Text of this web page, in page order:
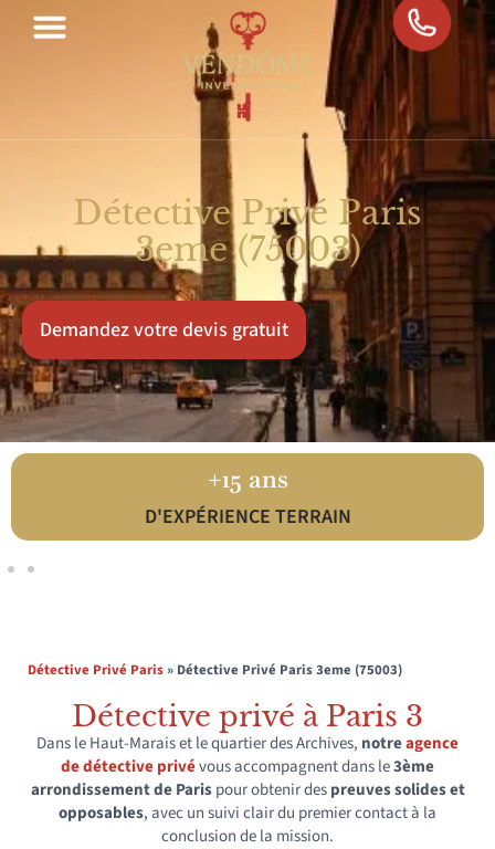
Détective Privé Paris
3eme (75003)
Demandez votre devis gratuit
LÉGALITÉ & CONFORMITÉ
Détective Privé Paris » Détective Privé Paris 3eme (75003)
Détective privé à Paris 3
Dans le Haut-Marais et le quartier des Archives, notreagence
de détective privévous accompagnent dans le3ème
arrondissement de Parispour obtenir despreuves solides et
opposables, avec un suivi clair du premier contact à la
conclusion de la mission.